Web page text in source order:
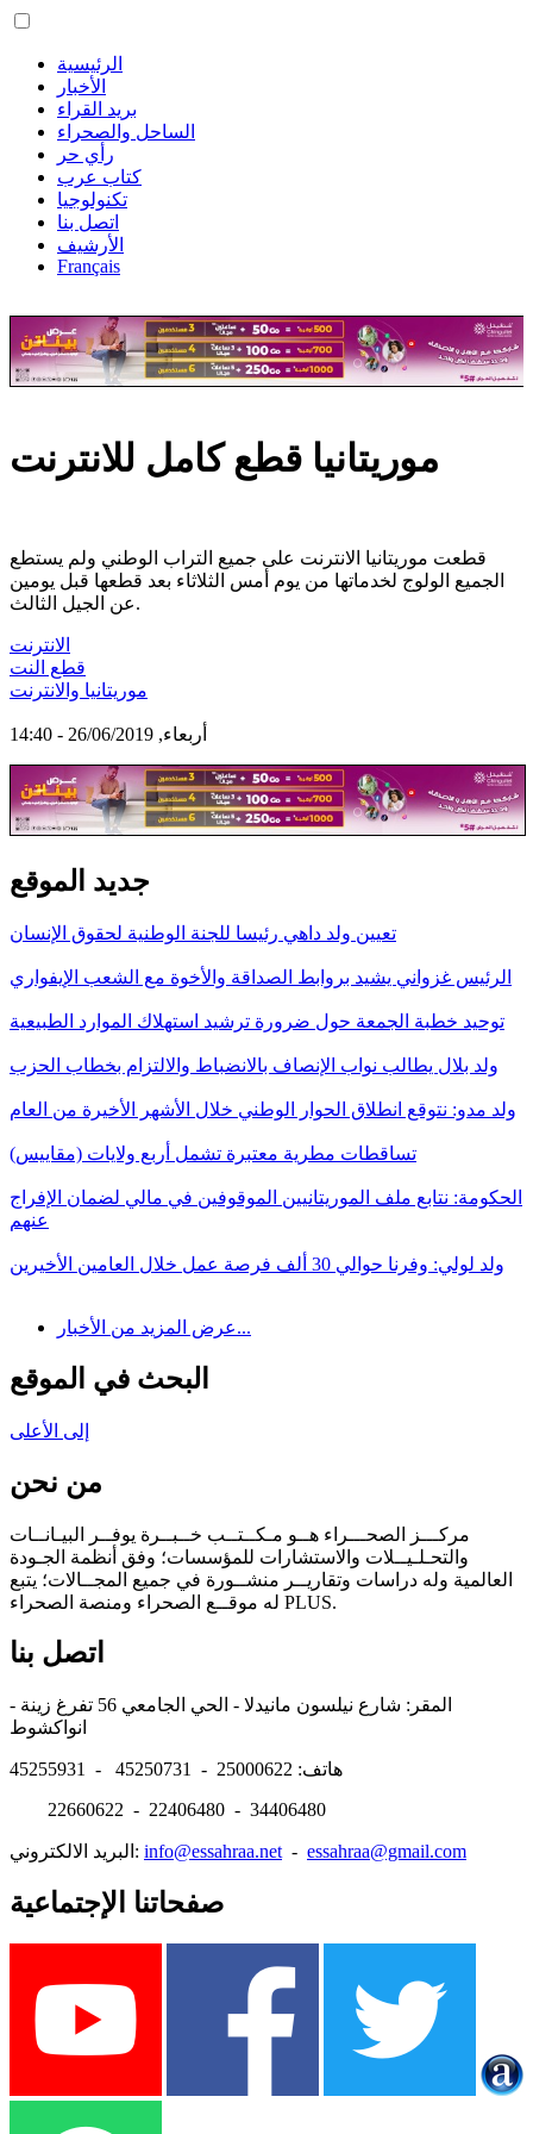
الرئيسية
الأخبار
بريد القراء
الساحل والصحراء
رأي حر
كتاب عرب
تكنولوجيا
اتصل بنا
الأرشيف
Français
موريتانيا قطع كامل للانترنت
قطعت موريتانيا الانترنت على جميع التراب الوطني ولم يستطع
الجميع الولوج لخدماتها من يوم أمس الثلاثاء بعد قطعها قبل يومين
عن الجيل الثالث.
الانترنت
قطع النت
موريتانيا والانترنت
أربعاء, 26/06/2019 - 14:40
جديد الموقع
تعيين ولد داهي رئيسا للجنة الوطنية لحقوق الإنسان
الرئيس غزواني يشيد بروابط الصداقة والأخوة مع الشعب الإيفواري
توحيد خطبة الجمعة حول ضرورة ترشيد استهلاك الموارد الطبيعية
ولد بلال يطالب نواب الإنصاف بالانضباط والالتزام بخطاب الحزب
ولد مدو: نتوقع انطلاق الحوار الوطني خلال الأشهر الأخيرة من العام
تساقطات مطرية معتبرة تشمل أربع ولايات (مقاييس)
الحكومة: نتابع ملف الموريتانيين الموقوفين في مالي لضمان الإفراج
عنهم
ولد لولي: وفرنا حوالي 30 ألف فرصة عمل خلال العامين الأخيرين
عرض المزيد من الأخبار...
البحث في الموقع
إلى الأعلى
من نحن
مركـــز الصحـــراء هــو مـكــتــب خــبــرة يوفــر البيـانــات
والتحـلـيــلات والاستشارات للمؤسسات؛ وفق أنظمة الجـودة
العالمية وله دراسات وتقاريــر منشــورة في جميع المجــالات؛ يتبع
له موقــع الصحراء ومنصة الصحراء PLUS.
اتصل بنا
المقر: شارع نيلسون مانيدلا - الحي الجامعي 56 تفرغ زينة -
هاتف: 25000622 - 45250731 - 45255931
22660622 - 22406480 - 34406480
البريد الالكتروني: info@essahraa.net - essahraa@gmail.com
صفحاتنا الإجتماعية